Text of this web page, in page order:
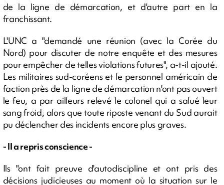
de la ligne de démarcation, et d'autre part en la
franchissant.
L'UNC a "demandé une réunion (avec la Corée du
Nord) pour discuter de notre enquête et des mesures
pour empêcher de telles violations futures", a-t-il ajouté.
Les militaires sud-coréens et le personnel américain de
faction près de la ligne de démarcation n'ont pas ouvert
le feu, a par ailleurs relevé le colonel qui a salué leur
sang froid, alors que toute riposte venant du Sud aurait
pu déclencher des incidents encore plus graves.
- Il a repris conscience -
Ils "ont fait preuve d'autodiscipline et ont pris des
décisions judicieuses au moment où la situation sur le